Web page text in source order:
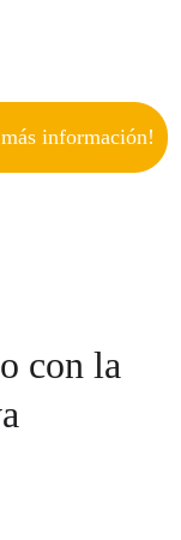
más información!
con la